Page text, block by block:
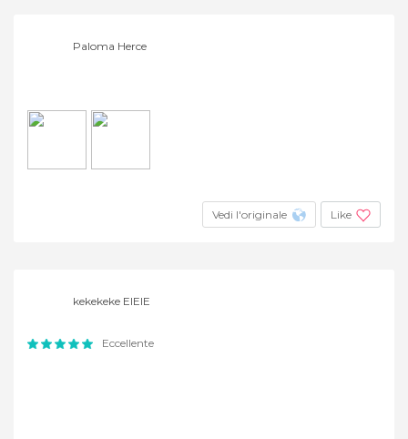
Paloma Herce
Vedi l'originale Like
kekekeke EIEIE
Eccellente